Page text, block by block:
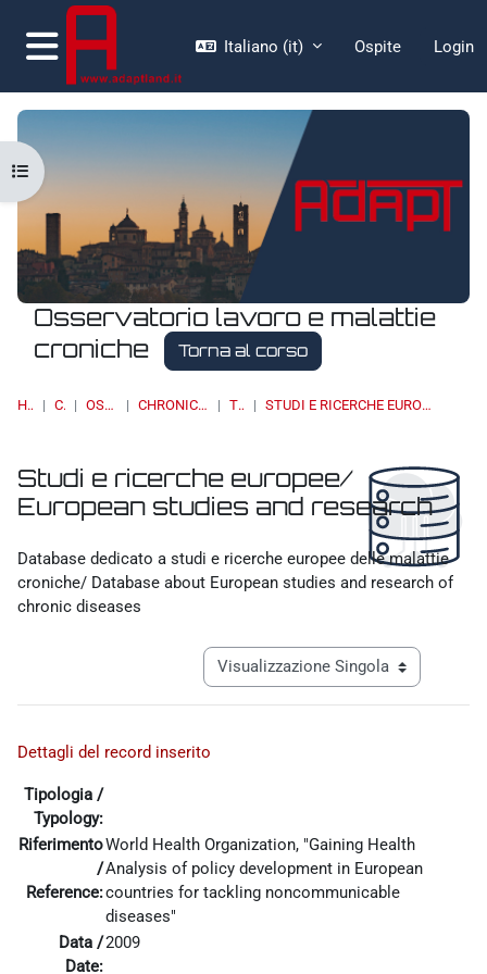
Vai al contenuto principale
Pannello laterale
Italiano ‎(it)‎ Ospite Login
Osservatorio lavoro e malattie
croniche
Torna al corso
HOME CORSI OSSERVATORI CHRONIC DISEASES & WORK TOPIC 4 STUDI E RICERCHE EUROPEE/ EUROPEAN STUDIES AND RESEARCH
Apri indice del corso
Studi e ricerche europee/
European studies and research
Database dedicato a studi e ricerche europee delle malattie
croniche/ Database about European studies and research of
chronic diseases
Navigazione terziaria modalità
Dettagli del record inserito
Tipologia /
Typology:
Riferimento
/
Reference:
World Health Organization, "Gaining Health
Analysis of policy development in European
countries for tackling noncommunicable
diseases"
Data /
Date:
2009